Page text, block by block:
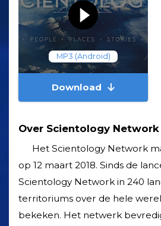
MP3 (Android)
Download
Over Scientology Network
Het Scientology Network
op 12 maart 2018. Sinds de
Scientology Network in 240
territoriums over de hele
bekeken. Het netwerk